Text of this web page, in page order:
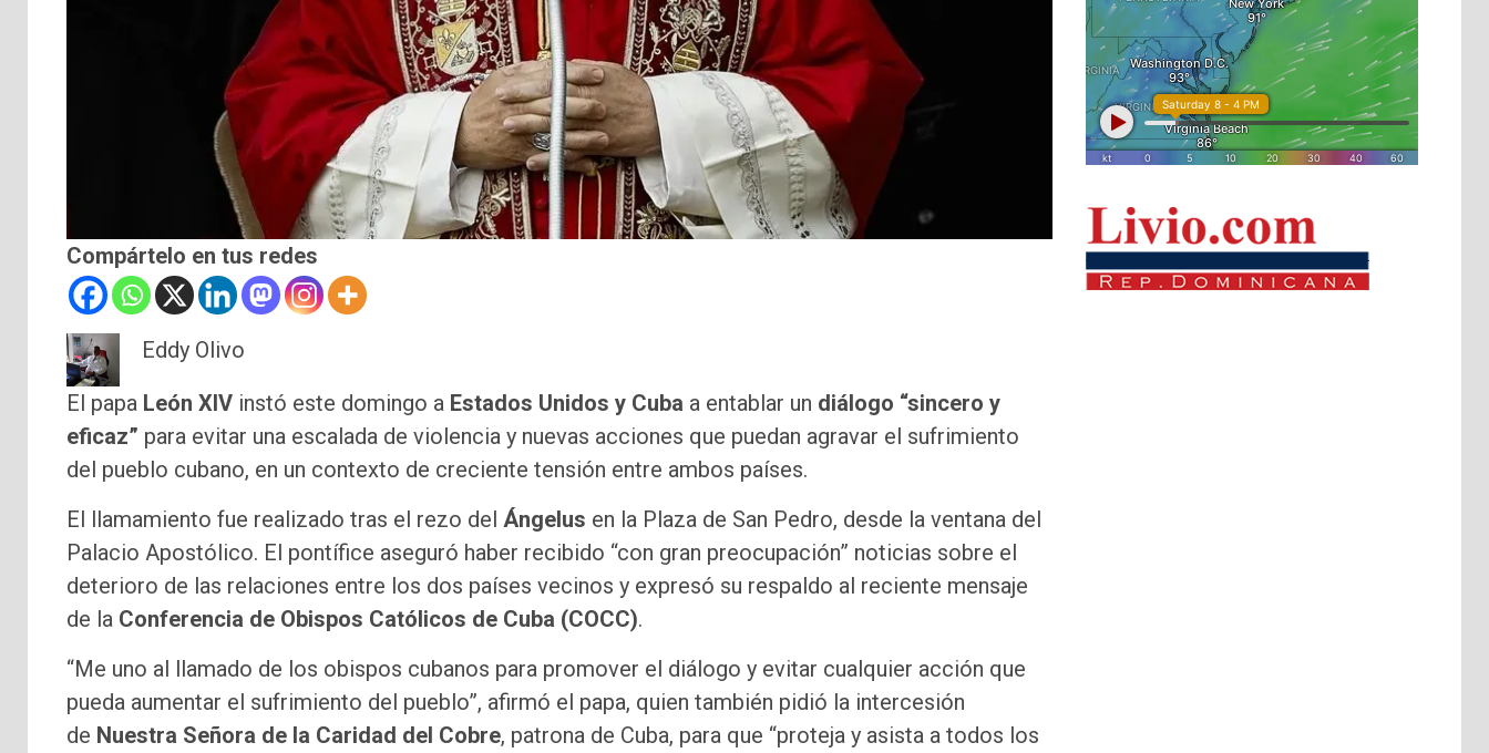
Compártelo en tus redes
Eddy Olivo
El papa León XIV instó este domingo a Estados Unidos y Cuba a entablar un diálogo “sincero y
eficaz” para evitar una escalada de violencia y nuevas acciones que puedan agravar el sufrimiento
del pueblo cubano, en un contexto de creciente tensión entre ambos países.
El llamamiento fue realizado tras el rezo del Ángelus en la Plaza de San Pedro, desde la ventana del
Palacio Apostólico. El pontífice aseguró haber recibido “con gran preocupación” noticias sobre el
deterioro de las relaciones entre los dos países vecinos y expresó su respaldo al reciente mensaje
de la Conferencia de Obispos Católicos de Cuba (COCC).
“Me uno al llamado de los obispos cubanos para promover el diálogo y evitar cualquier acción que
pueda aumentar el sufrimiento del pueblo”, afirmó el papa, quien también pidió la intercesión
de Nuestra Señora de la Caridad del Cobre, patrona de Cuba, para que “proteja y asista a todos los